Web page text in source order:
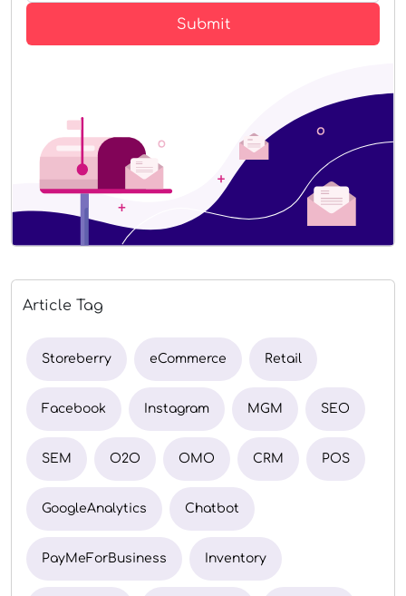
Submit
Article Tag
Storeberry eCommerce Retail
Facebook Instagram MGM SEO
SEM O2O OMO CRM POS
GoogleAnalytics Chatbot
PayMeForBusiness Inventory